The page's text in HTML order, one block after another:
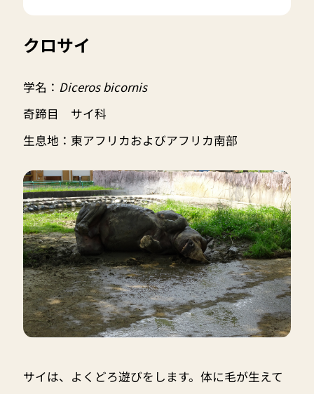
クロサイ
学名： Diceros bicornis
奇蹄目 サイ科
生息地：東アフリカおよびアフリカ南部
サイは、よくどろ遊びをします。体に毛が生えて